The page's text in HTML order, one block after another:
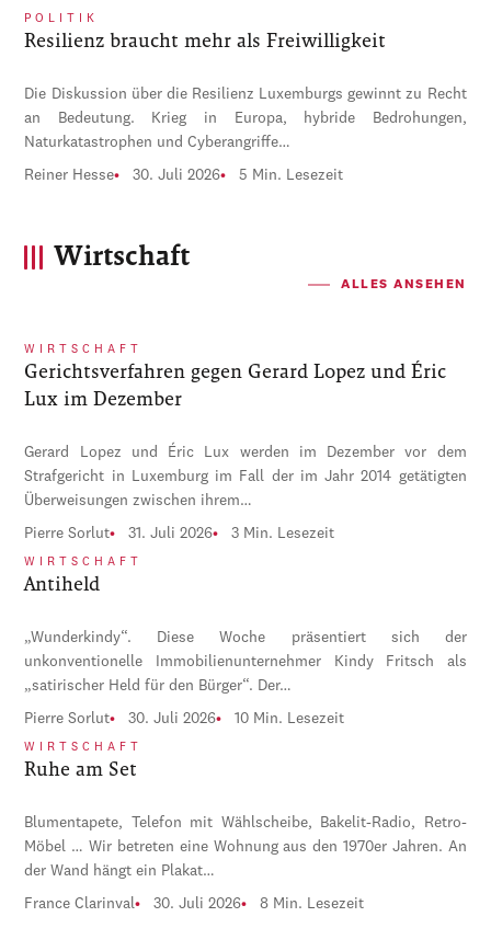
POLITIK
Resilienz braucht mehr als Freiwilligkeit
Die Diskussion über die Resilienz Luxemburgs gewinnt zu Recht
an Bedeutung. Krieg in Europa, hybride Bedrohungen,
Naturkatastrophen und Cyberangriffe…
Reiner Hesse 30. Juli 2026 5 Min. Lesezeit
Wirtschaft
ALLES ANSEHEN
WIRTSCHAFT
Gerichtsverfahren gegen Gerard Lopez und Éric
Lux im Dezember
Gerard Lopez und Éric Lux werden im Dezember vor dem
Strafgericht in Luxemburg im Fall der im Jahr 2014 getätigten
Überweisungen zwischen ihrem…
Pierre Sorlut 31. Juli 2026 3 Min. Lesezeit
WIRTSCHAFT
Antiheld
„Wunderkindy“. Diese Woche präsentiert sich der
unkonventionelle Immobilienunternehmer Kindy Fritsch als
„satirischer Held für den Bürger“. Der…
Pierre Sorlut 30. Juli 2026 10 Min. Lesezeit
WIRTSCHAFT
Ruhe am Set
Blumentapete, Telefon mit Wählscheibe, Bakelit-Radio, Retro-
Möbel … Wir betreten eine Wohnung aus den 1970er Jahren. An
der Wand hängt ein Plakat…
France Clarinval 30. Juli 2026 8 Min. Lesezeit